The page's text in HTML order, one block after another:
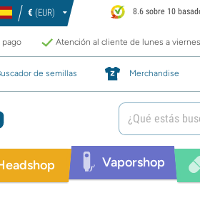
€ (EUR) 8.6 sobre 10
pago Atención al cliente de lunes a
de semillas Merchandise
Vaporshop